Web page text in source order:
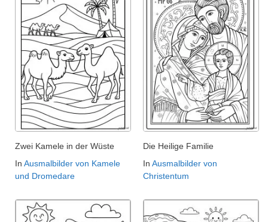
Zwei Kamele in der Wüste
In Ausmalbilder von Kamele
und Dromedare
Die Heilige Familie
In Ausmalbilder von
Christentum